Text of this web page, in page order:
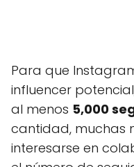
Para que
influencer
al menos 5,000
cantidad, muchas
interesarse en